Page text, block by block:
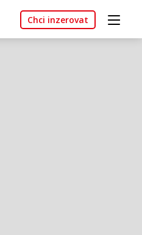
Chci inzerovat